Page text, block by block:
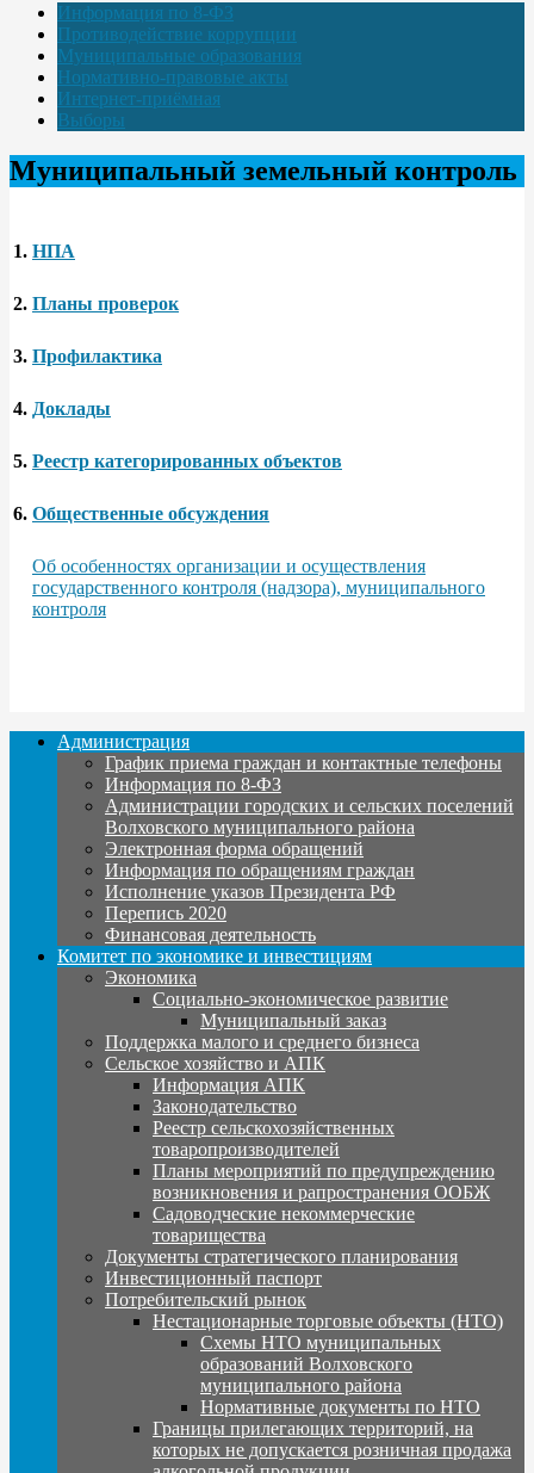
Информация по 8-ФЗ
Противодействие коррупции
Муниципальные образования
Нормативно-правовые акты
Интернет-приёмная
Выборы
Муниципальный земельный контроль
1. НПА
2. Планы проверок
3. Профилактика
4. Доклады
5. Реестр категорированных объектов
6. Общественные обсуждения
Об особенностях организации и осуществления
государственного контроля (надзора), муниципального
контроля
Администрация
График приема граждан и контактные телефоны
Информация по 8-ФЗ
Администрации городских и сельских поселений
Волховского муниципального района
Электронная форма обращений
Информация по обращениям граждан
Исполнение указов Президента РФ
Перепись 2020
Финансовая деятельность
Комитет по экономике и инвестициям
Экономика
Социально-экономическое развитие
Муниципальный заказ
Поддержка малого и среднего бизнеса
Сельское хозяйство и АПК
Информация АПК
Законодательство
Реестр сельскохозяйственных
товаропроизводителей
Планы мероприятий по предупреждению
возникновения и рапространения ООБЖ
Садоводческие некоммерческие
товарищества
Документы стратегического планирования
Инвестиционный паспорт
Потребительский рынок
Нестационарные торговые объекты (НТО)
Схемы НТО муниципальных
образований Волховского
муниципального района
Нормативные документы по НТО
Границы прилегающих территорий, на
которых не допускается розничная продажа